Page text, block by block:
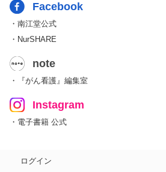
Facebook
・南江堂公式
・NurSHARE
note
・『がん看護』編集室
Instagram
・電子書籍 公式
ログイン